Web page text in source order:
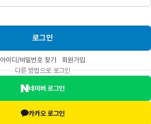
로그인
아이디/비밀번호 찾기
회원가입
다른 방법으로 로그인
네이버 로그인
카카오 로그인